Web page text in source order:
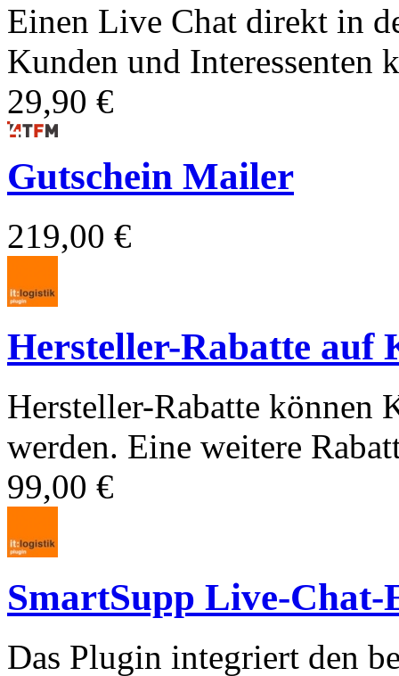
Einen Live Chat direkt in
Kunden und Interessenten
29,90 €
Gutschein Mailer
219,00 €
Hersteller-Rabatte auf
Hersteller-Rabatte können
werden. Eine weitere
99,00 €
SmartSupp Live-
Das Plugin integriert den